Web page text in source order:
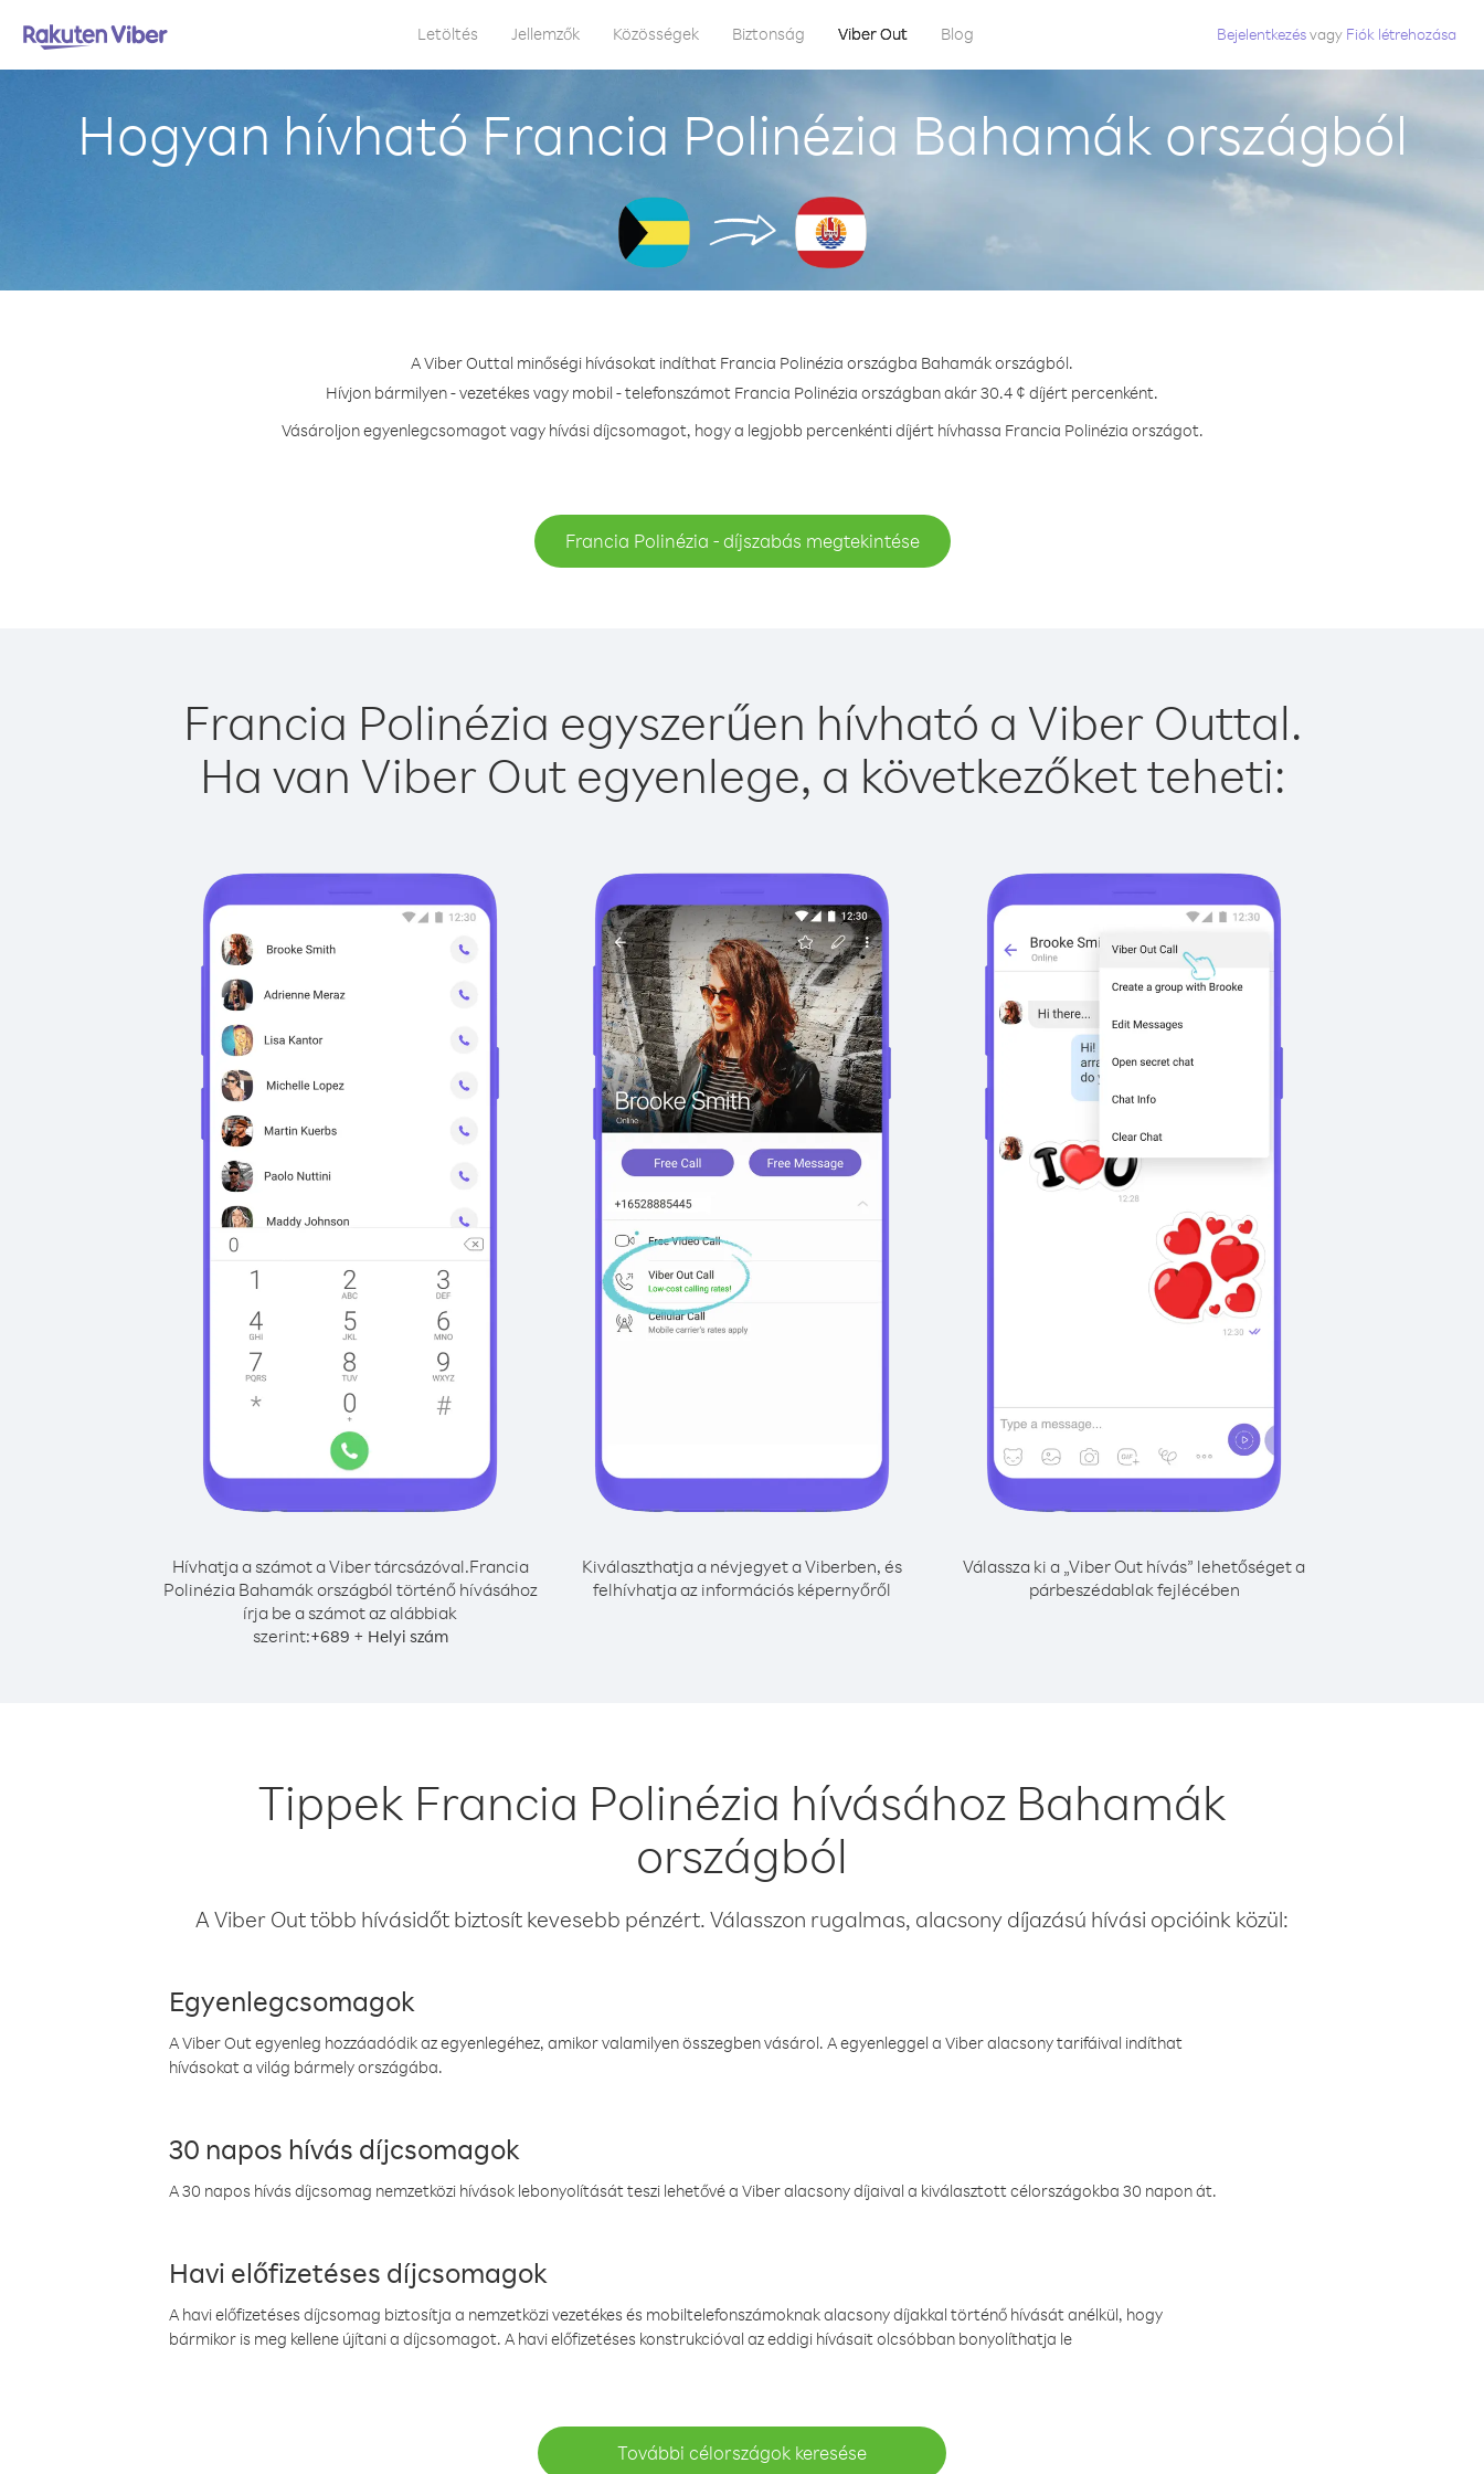
Letöltés Jellemzők Közösségek Biztonság Viber Out Blog Bejelentkezésvagy Fiók létrehozása
Hogyan hívható Francia Polinézia Bahamák országból
A Viber Outtal minőségi hívásokat indíthat Francia Polinézia országba Bahamák országból.
Hívjon bármilyen - vezetékes vagy mobil - telefonszámot Francia Polinézia országban akár 30.4 ¢ díjért percenként.
Vásároljon egyenlegcsomagot vagy hívási díjcsomagot, hogy a legjobb percenkénti díjért hívhassa Francia Polinézia országot.
Francia Polinézia - díjszabás megtekintése
Francia Polinézia egyszerűen hívható a Viber Outtal.
Ha van Viber Out egyenlege, a következőket teheti:
Hívhatja a számot a Viber tárcsázóval.Francia
Polinézia Bahamák országból történő hívásához
írja be a számot az alábbiak
szerint:+689 + Helyi szám
Kiválaszthatja a névjegyet a Viberben, és
felhívhatja az információs képernyőről
Válassza ki a „Viber Out hívás” lehetőséget a
párbeszédablak fejlécében
Tippek Francia Polinézia hívásához Bahamák
országból
A Viber Out több hívásidőt biztosít kevesebb pénzért. Válasszon rugalmas, alacsony díjazású hívási opcióink közül:
Egyenlegcsomagok
A Viber Out egyenleg hozzáadódik az egyenlegéhez, amikor valamilyen összegben vásárol. A egyenleggel a Viber alacsony tarifáival indíthat
hívásokat a világ bármely országába.
30 napos hívás díjcsomagok
A 30 napos hívás díjcsomag nemzetközi hívások lebonyolítását teszi lehetővé a Viber alacsony díjaival a kiválasztott célországokba 30 napon át.
Havi előfizetéses díjcsomagok
A havi előfizetéses díjcsomag biztosítja a nemzetközi vezetékes és mobiltelefonszámoknak alacsony díjakkal történő hívását anélkül, hogy
bármikor is meg kellene újítani a díjcsomagot. A havi előfizetéses konstrukcióval az eddigi hívásait olcsóbban bonyolíthatja le
További célországok keresése